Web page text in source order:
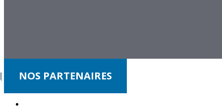
NOS PARTENAIRES